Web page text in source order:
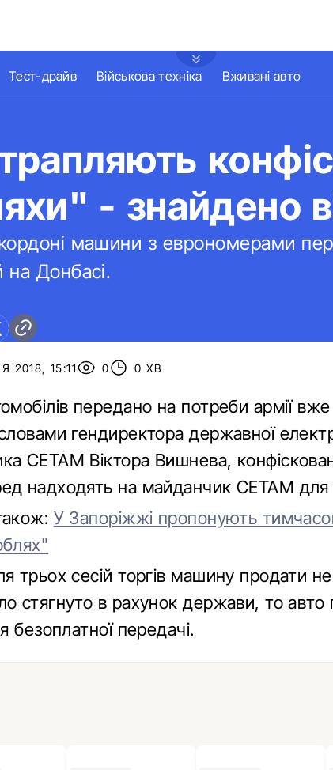
Тест-драйв Військова техніка Вживані авто
- знайдено
кордоні машини з еврономерами
на Донбасі.
2018, 15:11 0 0 ХВ
передано на потреби армії
гендиректора державної
СЕТАМ Віктора Вишнева,
надходять на майданчик СЕТАМ
У Запоріжжі пропонують
трьох сесій торгів машину продати
стягнуто в рахунок держави, то авто
безоплатної передачі.